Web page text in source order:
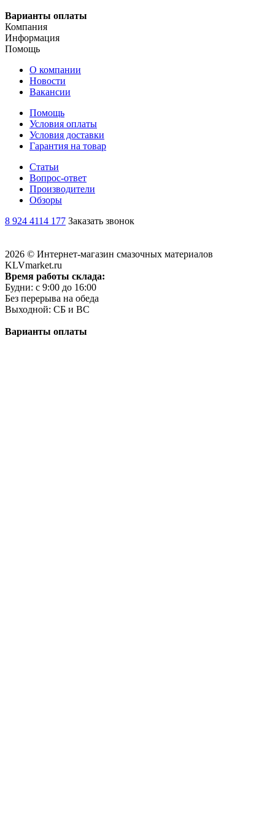
Варианты оплаты
Компания
Информация
Помощь
О компании
Новости
Вакансии
Помощь
Условия оплаты
Условия доставки
Гарантия на товар
Статьи
Вопрос-ответ
Производители
Обзоры
8 924 4114 177 Заказать звонок
2026 © Интернет-магазин смазочных материалов
KLVmarket.ru
Время работы склада:
Будни: c 9:00 до 16:00
Без перерыва на обеда
Выходной: СБ и ВС
Варианты оплаты